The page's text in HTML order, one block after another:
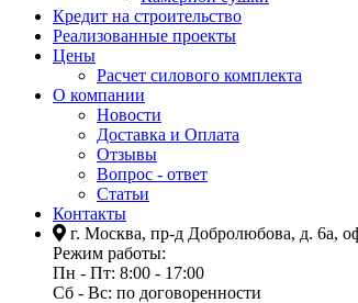
Кредит на строительство
Реализованные проекты
Цены
Расчет силового комплекта
О компании
Новости
Доставка и Оплата
Отзывы
Вопрос - ответ
Статьи
Контакты
г. Москва, пр-д Добролюбова, д. 6а,
Режим работы:
Пн - Пт: 8:00 - 17:00
Сб - Вс: по договоренности